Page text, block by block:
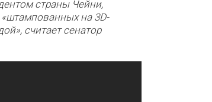
страны Чейни,
на 3D-
считает сенатор